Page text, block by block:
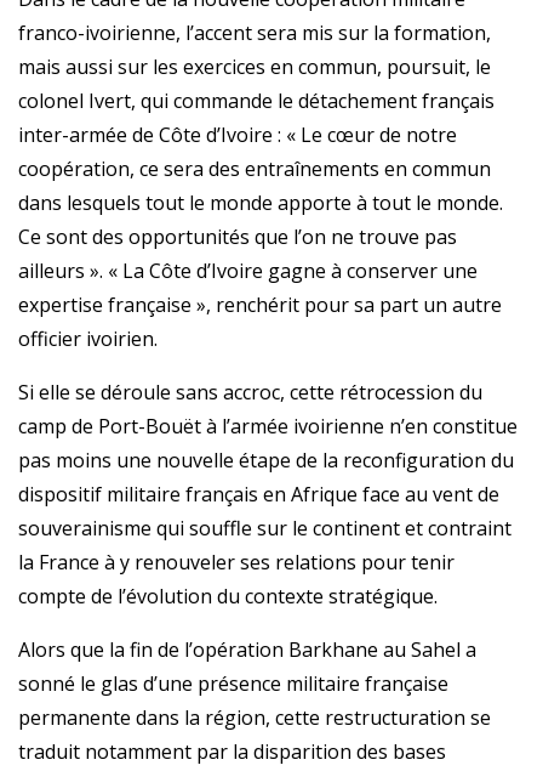
franco-ivoirienne, l’accent sera mis sur la formation,
mais aussi sur les exercices en commun, poursuit, le
colonel Ivert, qui commande le détachement français
inter-armée de Côte d’Ivoire : « Le cœur de notre
coopération, ce sera des entraînements en commun
dans lesquels tout le monde apporte à tout le monde.
Ce sont des opportunités que l’on ne trouve pas
ailleurs ». « La Côte d’Ivoire gagne à conserver une
expertise française », renchérit pour sa part un autre
officier ivoirien.
Si elle se déroule sans accroc, cette rétrocession du
camp de Port-Bouët à l’armée ivoirienne n’en constitue
pas moins une nouvelle étape de la reconfiguration du
dispositif militaire français en Afrique face au vent de
souverainisme qui souffle sur le continent et contraint
la France à y renouveler ses relations pour tenir
compte de l’évolution du contexte stratégique.
Alors que la fin de l’opération Barkhane au Sahel a
sonné le glas d’une présence militaire française
permanente dans la région, cette restructuration se
traduit notamment par la disparition des bases